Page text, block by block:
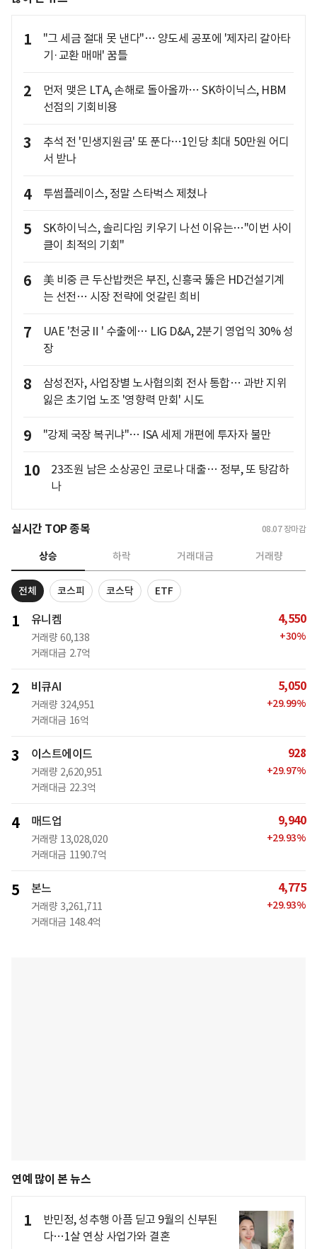
1
"그 세금 절대 못 낸다"… 양도세 공포에 '제자리 갈아타
기·교환 매매' 꿈틀
2
먼저 맺은 LTA, 손해로 돌아올까… SK하이닉스, HBM
선점의 기회비용
3
추석 전 '민생지원금' 또 푼다…1인당 최대 50만원 어디
서 받나
4 투썸플레이스, 정말 스타벅스 제쳤나
5
SK하이닉스, 솔리다임 키우기 나선 이유는…"이번 사이
클이 최적의 기회"
6
美 비중 큰 두산밥캣은 부진, 신흥국 뚫은 HD건설기계
는 선전… 시장 전략에 엇갈린 희비
7
UAE '천궁Ⅱ' 수출에… LIG D&A, 2분기 영업익 30% 성
장
8
삼성전자, 사업장별 노사협의회 전사 통합… 과반 지위
잃은 초기업 노조 '영향력 만회' 시도
9 "강제 국장 복귀냐"… ISA 세제 개편에 투자자 불만
10
23조원 남은 소상공인 코로나 대출… 정부, 또 탕감하
나
실시간 TOP 종목 08.07 장마감
상승 하락 거래대금 거래량
전체 코스피 코스닥 ETF
1 유니켐
거래량 60,138
거래대금 2.7억
4,550
+30%
2 비큐AI
거래량 324,951
거래대금 16억
5,050
+29.99%
3 이스트에이드
거래량 2,620,951
거래대금 22.3억
928
+29.97%
4 매드업
거래량 13,028,020
거래대금 1190.7억
9,940
+29.93%
5 본느
거래량 3,261,711
거래대금 148.4억
4,775
+29.93%
연예 많이 본 뉴스
1
반민정, 성추행 아픔 딛고 9월의 신부된
다…1살 연상 사업가와 결혼